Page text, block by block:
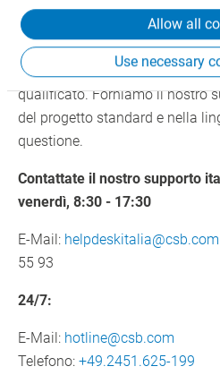
Allow all
Use necessary
vostra disposizione sempre e
specializzato della hotline è
risponderà alle vostre domande
qualificato. Forniamo il nostro
del progetto standard e nella
questione.
Contattate il nostro supporto
venerdì, 8:30 - 17:30
E-Mail: helpdeskitalia@csb.com
55 93
24/7:
E-Mail: hotline@csb.com
Telefono: +49.2451.625-199